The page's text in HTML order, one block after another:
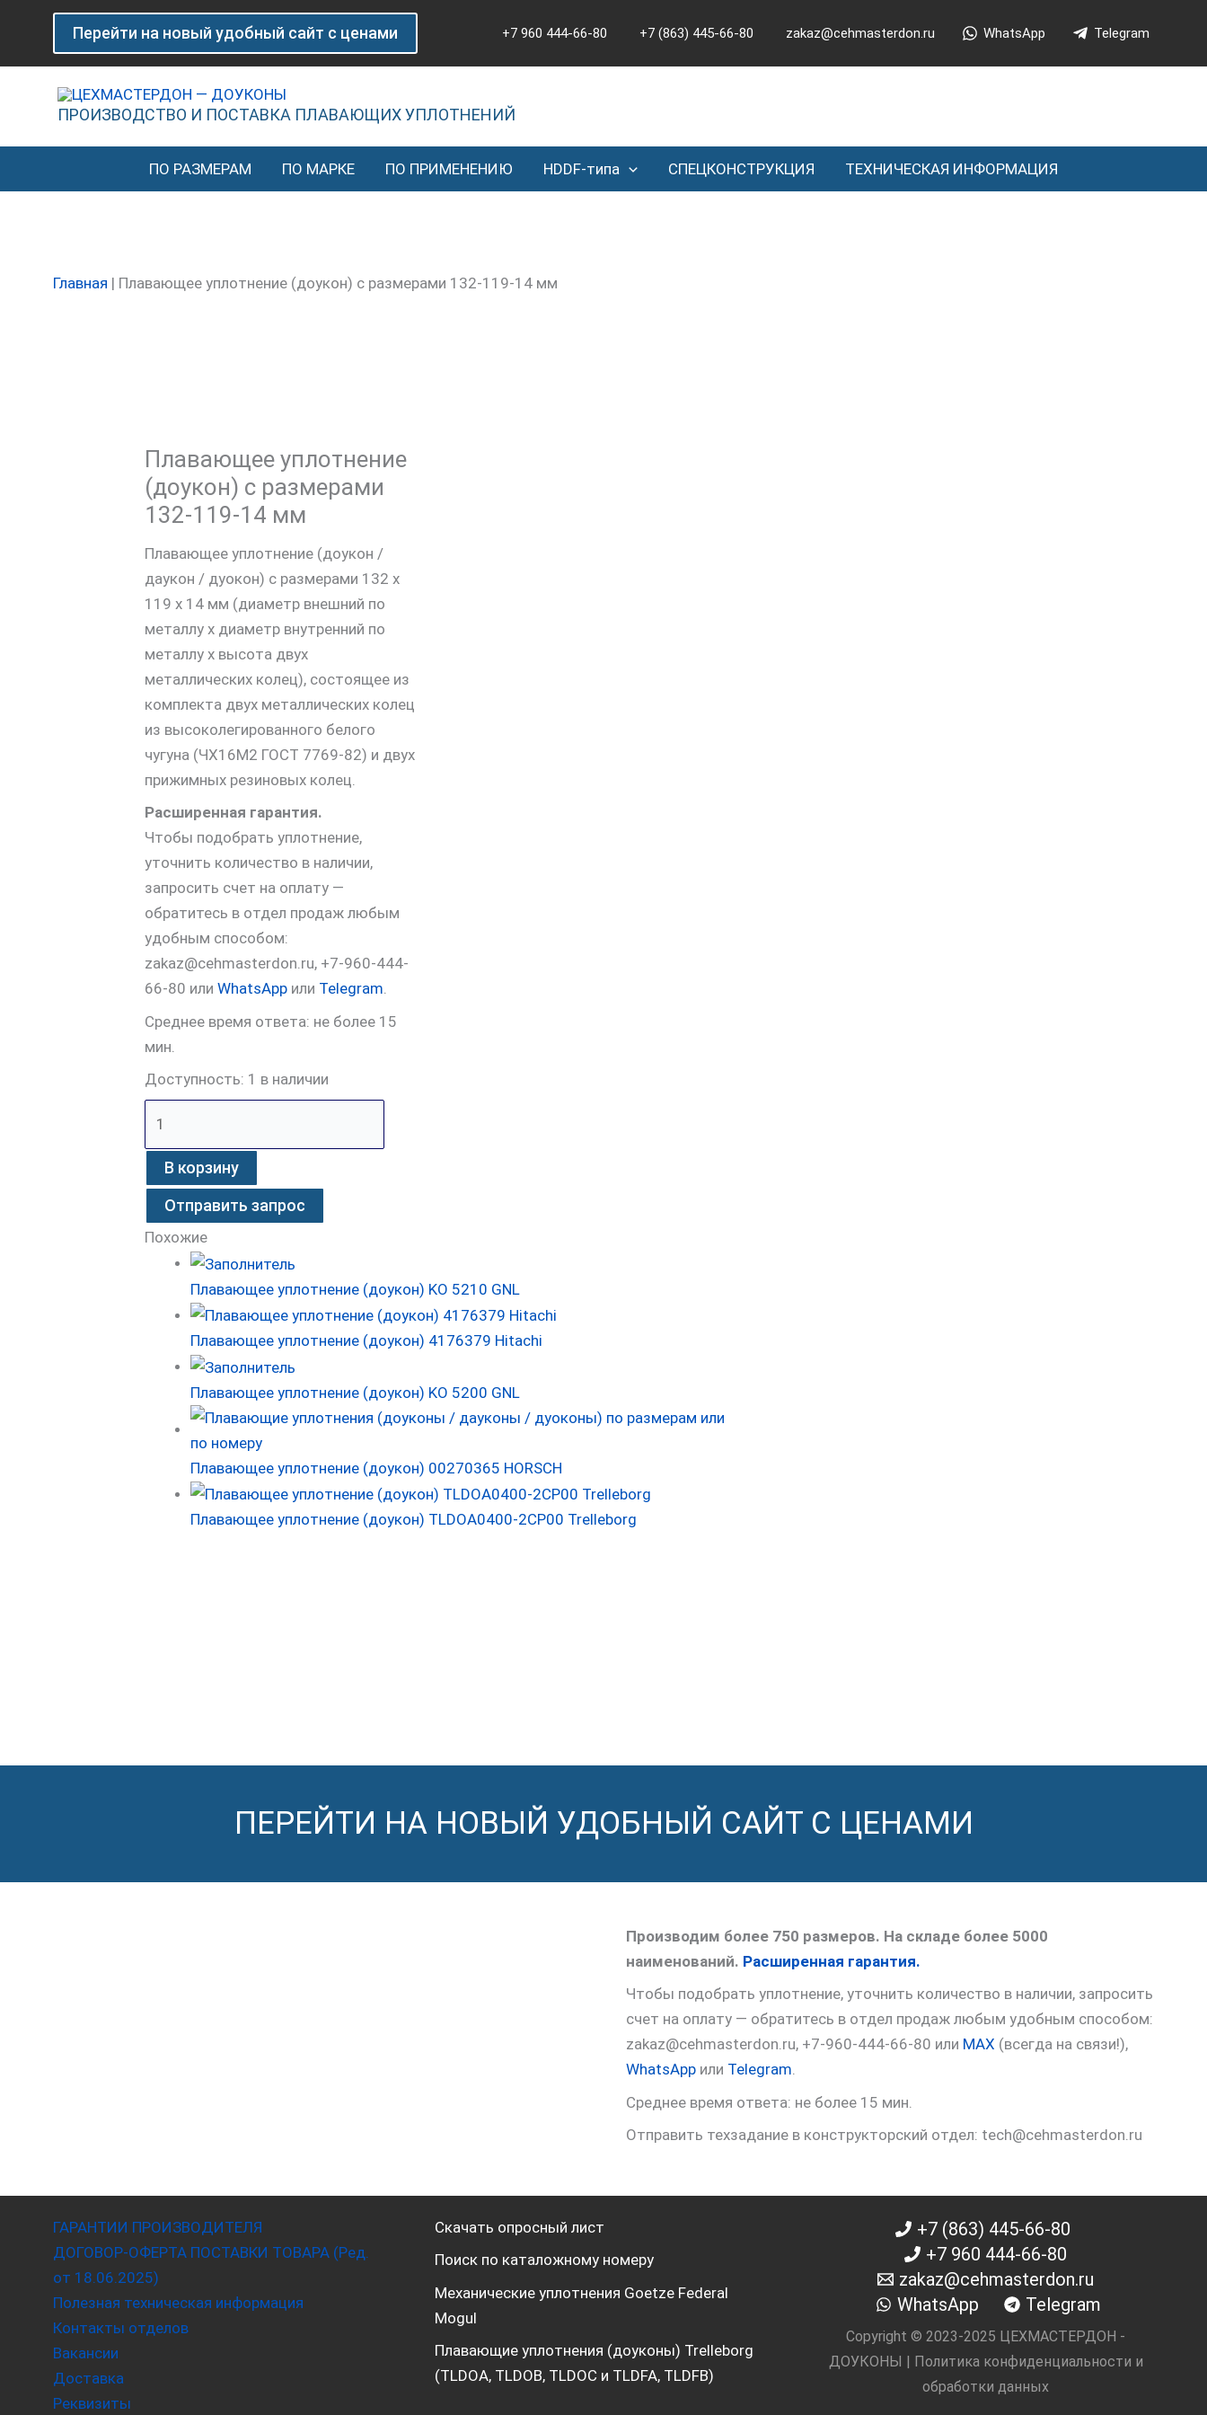
Перейти
содержимому
Перейти на новый удобный сайт с ценами +7 960 444-66-80 +7 (863) 445-66-80 zakaz@cehmasterdon.ru WhatsApp Telegram
ПРОИЗВОДСТВО И ПОСТАВКА ПЛАВАЮЩИХ УПЛОТНЕНИЙ
ПО РАЗМЕРАМ ПО МАРКЕ ПО ПРИМЕНЕНИЮ HDDF-типа СПЕЦКОНСТРУКЦИЯ ТЕХНИЧЕСКАЯ ИНФОРМАЦИЯ
Главная | Плавающее уплотнение (доукон) с размерами 132-119-14 мм
Плавающее уплотнение
(доукон) с размерами
132-119-14 мм
Плавающее уплотнение (доукон /
даукон / дуокон) с размерами 132 х
119 х 14 мм (диаметр внешний по
металлу х диаметр внутренний по
металлу х высота двух
металлических колец), состоящее из
комплекта двух металлических колец
из высоколегированного белого
чугуна (ЧХ16М2 ГОСТ 7769-82) и двух
прижимных резиновых колец.
Расширенная гарантия.
Чтобы подобрать уплотнение,
уточнить количество в наличии,
запросить счет на оплату —
обратитесь в отдел продаж любым
удобным способом:
zakaz@cehmasterdon.ru, +7-960-444-
66-80 или WhatsAppили Telegram.
Среднее время ответа: не более 15
мин.
Доступность: 1 в наличии
Количество
товара
Плавающее
уплотнение
(доукон)
размерами
132-
В корзину
Отправить запрос
Похожие
Плавающее уплотнение (доукон) KO 5210 GNL
Плавающее уплотнение (доукон) 4176379 Hitachi
Плавающее уплотнение (доукон) KO 5200 GNL
Плавающее уплотнение (доукон) 00270365 HORSCH
Плавающее уплотнение (доукон) TLDOA0400-2CP00 Trelleborg
ПЕРЕЙТИ НА НОВЫЙ УДОБНЫЙ САЙТ С ЦЕНАМИ
Производим более 750 размеров. На складе более 5000
наименований. Расширенная гарантия.
Чтобы подобрать уплотнение, уточнить количество в наличии, запросить
счет на оплату — обратитесь в отдел продаж любым удобным способом:
zakaz@cehmasterdon.ru, +7-960-444-66-80 или MAX (всегда на связи!),
WhatsApp или Telegram.
Среднее время ответа: не более 15 мин.
Отправить техзадание в конструкторский отдел: tech@cehmasterdon.ru
ГАРАНТИИ ПРОИЗВОДИТЕЛЯ
ДОГОВОР-ОФЕРТА ПОСТАВКИ ТОВАРА (Ред.
от 18.06.2025)
Полезная техническая информация
Контакты отделов
Вакансии
Доставка
Реквизиты
Скачать опросный лист
Поиск по каталожному номеру
Механические уплотнения Goetze Federal
Mogul
Плавающие уплотнения (доуконы) Trelleborg
(TLDOA, TLDOB, TLDOC и TLDFA, TLDFB)
+7 (863) 445-66-80
+7 960 444-66-80
zakaz@cehmasterdon.ru
WhatsApp
Telegram
Copyright © 2023-2025 ЦЕХМАСТЕРДОН -
ДОУКОНЫ | Политика конфиденциальности и
обработки данных